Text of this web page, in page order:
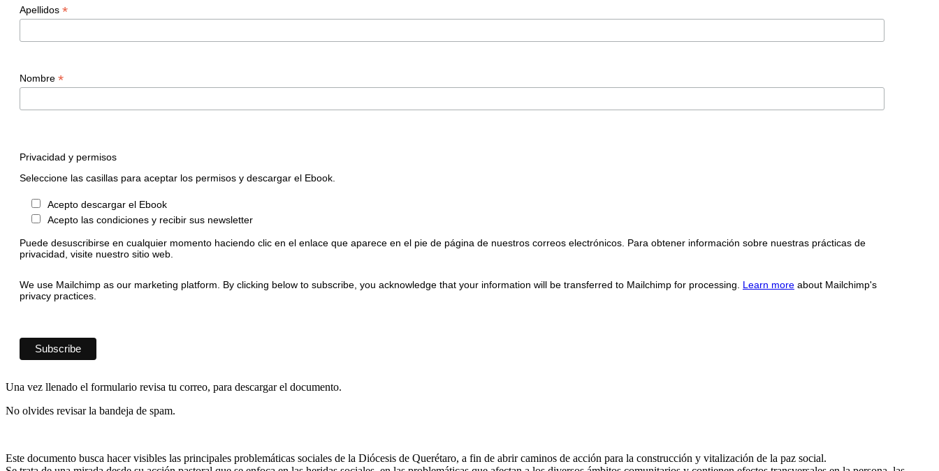
Apellidos *
Nombre *
Privacidad y permisos
Seleccione las casillas para aceptar los permisos y descargar el Ebook.
Acepto descargar el Ebook
Acepto las condiciones y recibir sus newsletter
Puede desuscribirse en cualquier momento haciendo clic en el enlace que aparece en el pie de página de nuestros correos electrónicos. Para obtener información sobre nuestras prácticas de
privacidad, visite nuestro sitio web.
We use Mailchimp as our marketing platform. By clicking below to subscribe, you acknowledge that your information will be transferred to Mailchimp for processing. Learn more about Mailchimp's
privacy practices.
Una vez llenado el formulario revisa tu correo, para descargar el documento.
No olvides revisar la bandeja de spam.
Este documento busca hacer visibles las principales problemáticas sociales de la Diócesis de Querétaro, a fin de abrir caminos de acción para la construcción y vitalización de la paz social.